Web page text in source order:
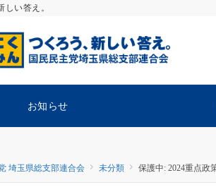
しい答え。
お知らせ
埼玉県総支部連合会 未分類 保護中: 2024重点政